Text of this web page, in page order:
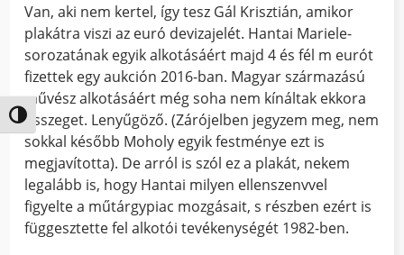
Nagy kontraszt váltása
Van, aki nem kertel, így tesz Gál Krisztián, amikor
plakátra viszi az euró devizajelét. Hantai Mariele-
sorozatának egyik alkotásáért majd 4 és fél m eurót
fizettek egy aukción 2016-ban. Magyar származású
művész alkotásáért még soha nem kínáltak ekkora
összeget. Lenyűgöző. (Zárójelben jegyzem meg, nem
sokkal később Moholy egyik festménye ezt is
megjavította). De arról is szól ez a plakát, nekem
legalább is, hogy Hantai milyen ellenszenvvel
figyelte a műtárgypiac mozgásait, s részben ezért is
függesztette fel alkotói tevékenységét 1982-ben.